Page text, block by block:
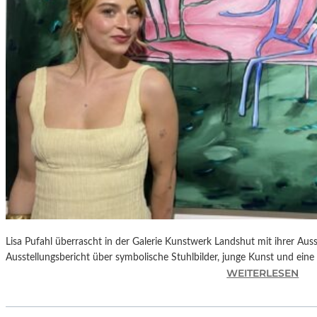
E
D
R
O
L
M
O
D
Ó
V
A
R
S
E
U
E
F
Lisa Pufahl überrascht in der Galerie Kunstwerk Landshut mit ihrer
Ausstellungsbericht über symbolische Stuhlbilder, junge Kunst und
WEITERLESEN
I